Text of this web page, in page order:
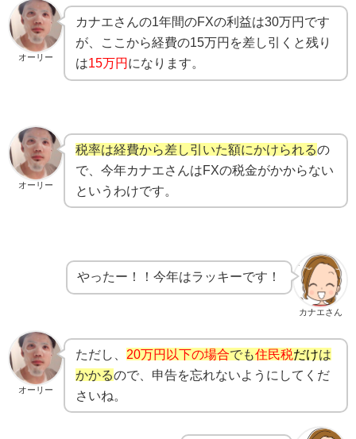
オーリー
カナエさんの1年間のFXの利益は30万円です
が、ここから経費の15万円を差し引くと残り
は15万円 になります。
オーリー
税率は経費から差し引いた額にかけられるの
で、今年カナエさんはFXの税金がかからない
というわけです。
カナエさん
やったー！！今年はラッキーです！
オーリー
ただし、 20万円以下の場合でも住民税だけは
かかるので、申告を忘れないようにしてくだ
さいね。